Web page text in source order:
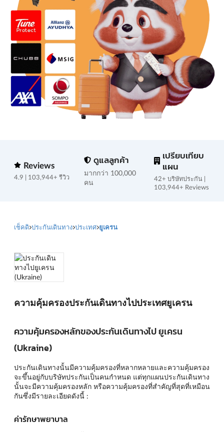
Reviews
4.9 | 103,944+ รีวิว
ดูแลลูกค้า
มากกว่า 100,000
คน
เปรียบเทียบ
แผน
42+ บริษัทประกัน |
103,944+ Reviews
เช็คดิ ประกันเดินทาง ประเทศ ยูเครน
ความคุ้มครองประกันเดินทางไปประเทศยูเครน
ความคุ้มครองหลักของประกันเดินทางไป ยูเครน
(Ukraine)
ประกันเดินทางนั้นมีความคุ้มครองที่หลากหลายและความคุ้มครอง
จะขึ้นอยู่กับบริษัทประกันเป็นคนกำหนด แต่ทุกแผนประกันเดินทาง
นั้นจะมีความคุ้มครองหลัก หรือความคุ้มครองที่สำคัญที่สุดที่เหมือน
กันซึ่งมีรายละเอียดดังนี้ :
ค่ารักษาพยาบาล